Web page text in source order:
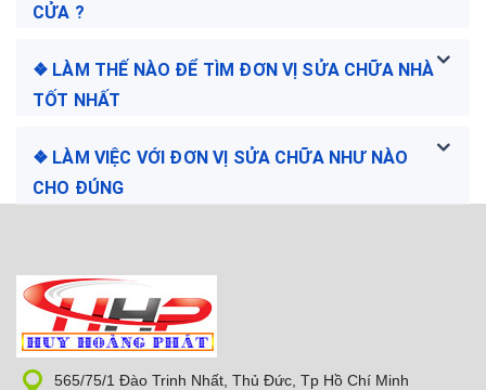
CỬA ?
❖ LÀM THẾ NÀO ĐỂ TÌM ĐƠN VỊ SỬA CHỮA NHÀ
TỐT NHẤT
❖ LÀM VIỆC VỚI ĐƠN VỊ SỬA CHỮA NHƯ NÀO
CHO ĐÚNG
565/75/1 Đào Trinh Nhất, Thủ Đức, Tp Hồ Chí Minh